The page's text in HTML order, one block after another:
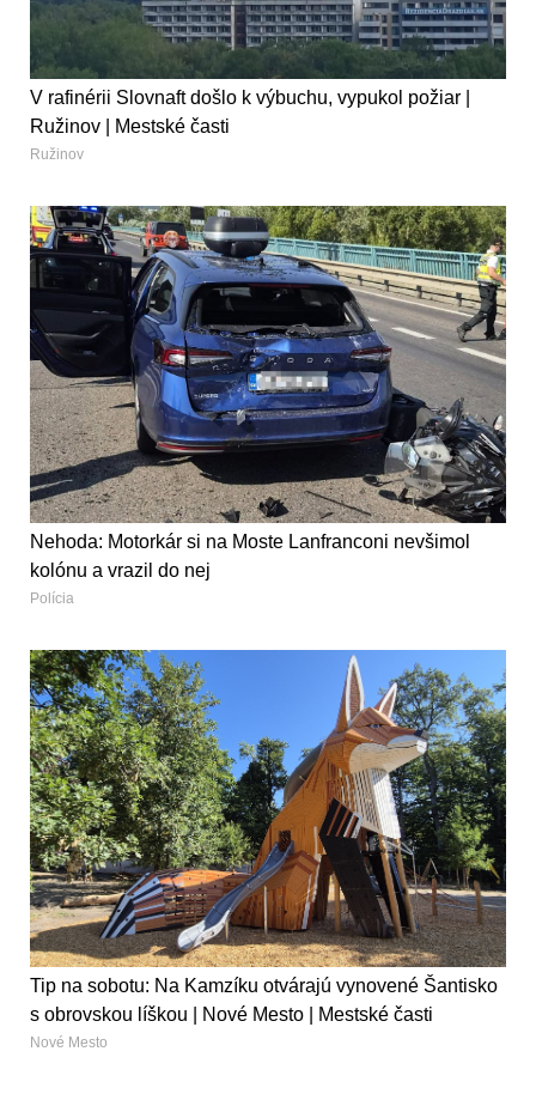
V rafinérii Slovnaft došlo k výbuchu, vypukol požiar |
Ružinov | Mestské časti
Ružinov
Nehoda: Motorkár si na Moste Lanfranconi nevšimol
kolónu a vrazil do nej
Polícia
Tip na sobotu: Na Kamzíku otvárajú vynovené Šantisko
s obrovskou líškou | Nové Mesto | Mestské časti
Nové Mesto